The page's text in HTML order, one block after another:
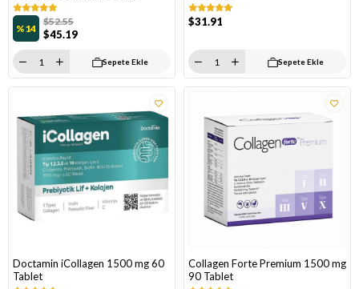
%14 $45.19
$52.55
Sepete Ekle
$31.91
Sepete Ekle
Doctamin iCollagen 1500 mg 60
Tablet
Collagen Forte Premium 1500 mg
90 Tablet